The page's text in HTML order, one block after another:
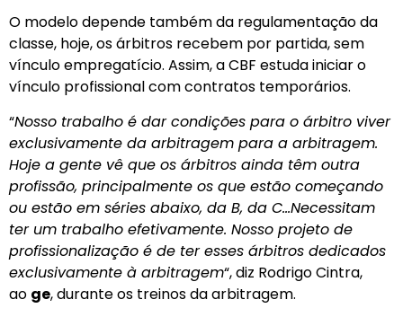
O modelo depende também da regulamentação da
classe, hoje, os árbitros recebem por partida, sem
vínculo empregatício. Assim, a CBF estuda iniciar o
vínculo profissional com contratos temporários.
“Nosso trabalho é dar condições para o árbitro viver
exclusivamente da arbitragem para a arbitragem.
Hoje a gente vê que os árbitros ainda têm outra
profissão, principalmente os que estão começando
ou estão em séries abaixo, da B, da C…Necessitam
ter um trabalho efetivamente. Nosso projeto de
profissionalização é de ter esses árbitros dedicados
exclusivamente à arbitragem“, diz Rodrigo Cintra,
ao ge, durante os treinos da arbitragem.